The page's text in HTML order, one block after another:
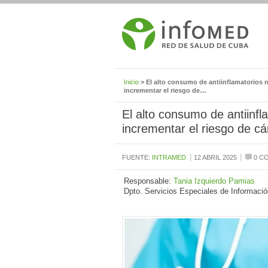
Inicio > El alto consumo de antiinflamatorios
incrementar el riesgo de…
El alto consumo de
incrementar el riesgo de
FUENTE: INTRAMED 12 ABRIL 2025 0
Responsable: Tania Izquierdo Pamias
Dpto. Servicios Especiales de